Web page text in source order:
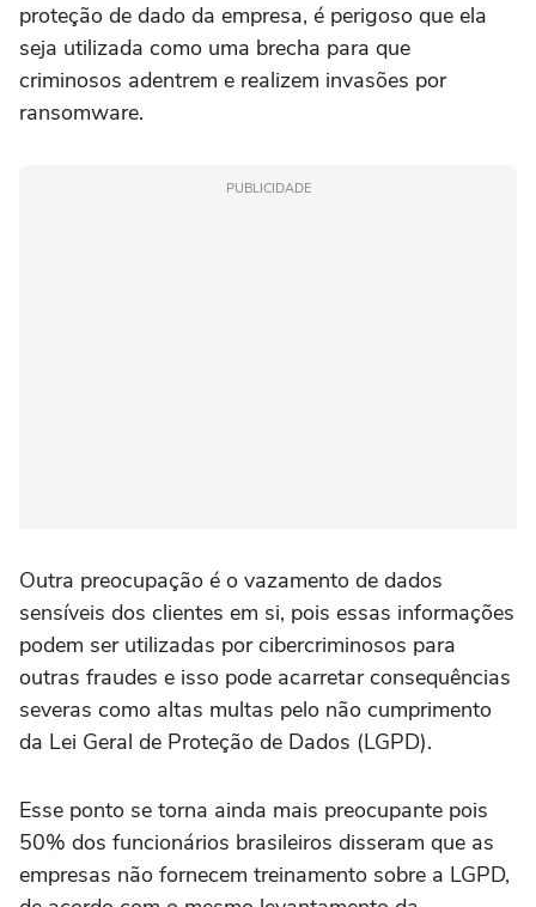
proteção de dado da empresa, é perigoso que ela
seja utilizada como uma brecha para que
criminosos adentrem e realizem invasões por
ransomware.
PUBLICIDADE
Outra preocupação é o vazamento de dados
sensíveis dos clientes em si, pois essas informações
podem ser utilizadas por cibercriminosos para
outras fraudes e isso pode acarretar consequências
severas como altas multas pelo não cumprimento
da Lei Geral de Proteção de Dados (LGPD).
Esse ponto se torna ainda mais preocupante pois
50% dos funcionários brasileiros disseram que as
empresas não fornecem treinamento sobre a LGPD,